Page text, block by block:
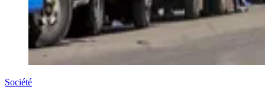
Société